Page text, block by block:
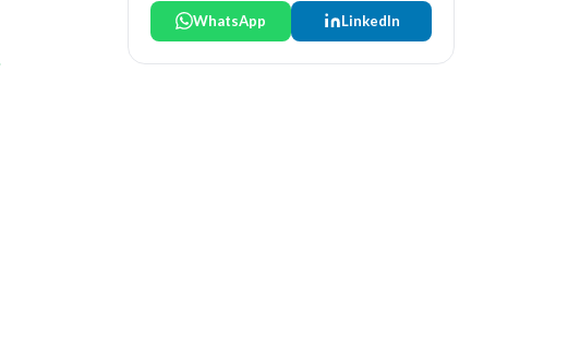
WhatsApp LinkedIn